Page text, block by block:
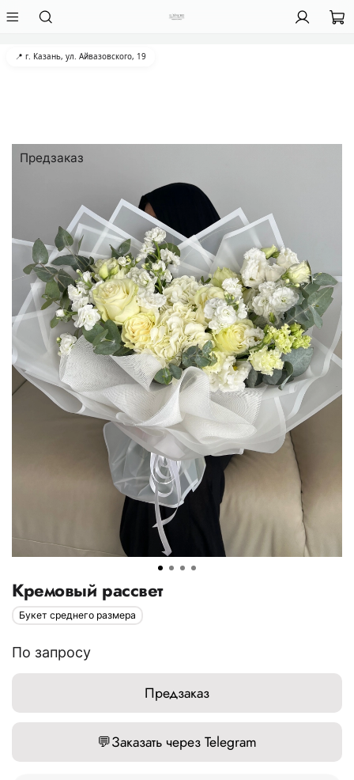
📍 г. Казань, ул. Айвазовского, 19
Предзаказ
Кремовый рассвет
Букет среднего размера
По запросу
Предзаказ
💬Заказать через Telegram